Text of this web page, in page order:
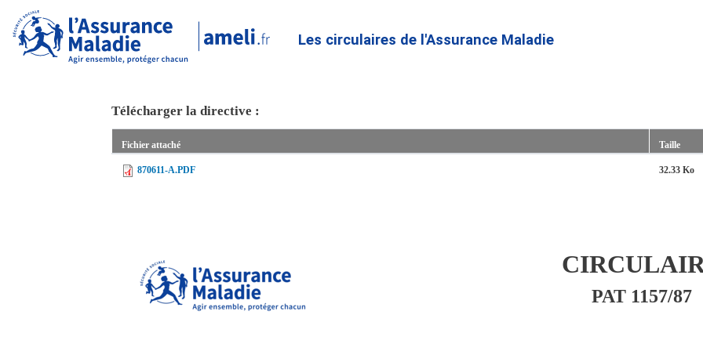
au
contenu
Les circulaires de l'Assurance Maladie
Télécharger la directive :
Fichier attaché Taille
870611-A.PDF 32.33 Ko
PAT 1157/87